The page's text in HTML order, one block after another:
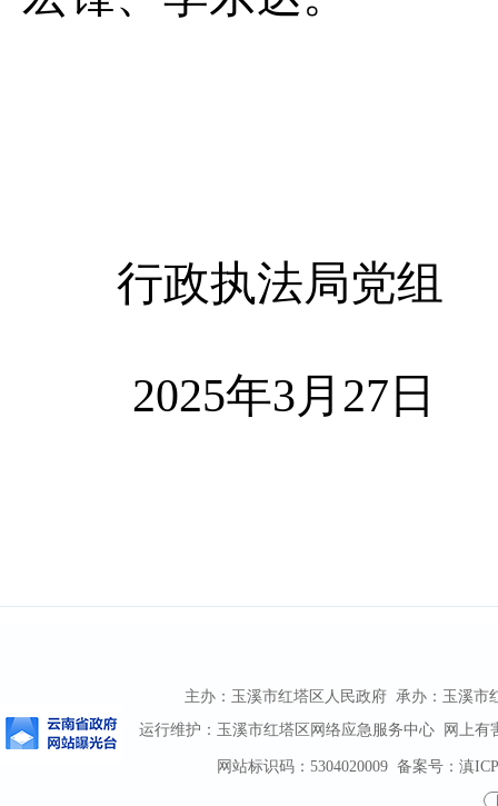
行政执法局党组
2025年3月 27 日
主办：玉溪市红塔区人民政府 承办：玉溪市
运行维护：玉溪市红塔区网络应急服务中心 网上有
网站标识码：5304020009备案号：滇